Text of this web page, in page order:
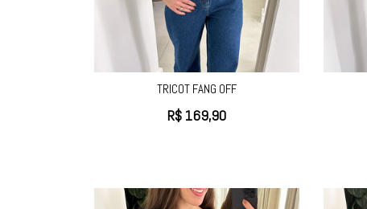
TRICOT FANG OFF
R$ 169,90